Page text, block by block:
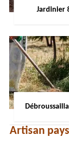
Jardinier
Artisan